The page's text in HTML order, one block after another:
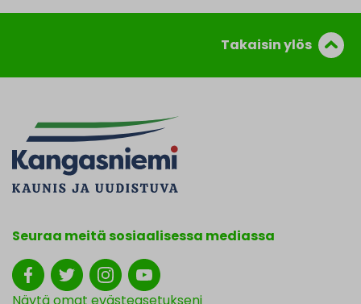
Takaisin ylös
Seuraa meitä sosiaalisessa mediassa